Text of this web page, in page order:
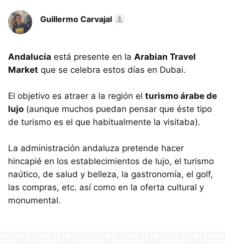
Guillermo Carvajal
Andalucía está presente en la Arabian Travel
Market que se celebra estos días en Dubai.
El objetivo es atraer a la región el turismo árabe de
lujo (aunque muchos puedan pensar que éste tipo
de turismo es el que habitualmente la visitaba).
La administración andaluza pretende hacer
hincapié en los establecimientos de lujo, el turismo
naútico, de salud y belleza, la gastronomía, el golf,
las compras, etc. así como en la oferta cultural y
monumental.